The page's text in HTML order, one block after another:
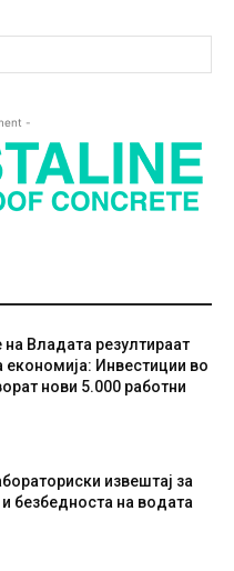
-
на Владата резултираат
економија: Инвестиции во
нови 5.000 работни
извештај за
и безбедноста на водата